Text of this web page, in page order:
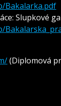
Bakalarka.pdf
Slupkové
(Diplomová